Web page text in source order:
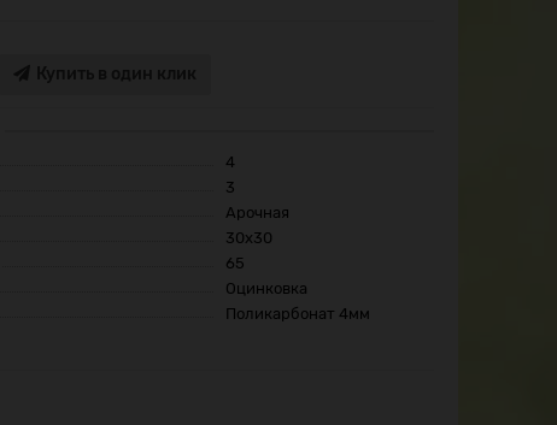
Купить в один клик
4
3
Арочная
30x30
65
Оцинковка
Поликарбонат 4мм